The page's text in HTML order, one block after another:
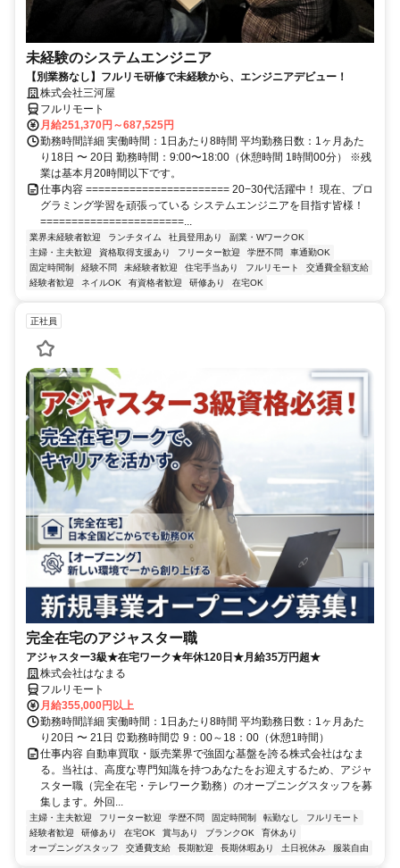
未経験のシステムエンジニア
【別業務なし】フルリモ研修で未経験から、エンジニアデビュー！
株式会社三河屋
フルリモート
月給251,370円～687,525円
勤務時間詳細 実働時間：1日あたり8時間 平均勤務日数：1ヶ月あた
り18日 〜 20日 勤務時間：9:00〜18:00（休憩時間 1時間00分） ※残
業は基本月20時間以下です。
仕事内容 ======================= 20−30代活躍中！ 現在、プロ
グラミング学習を頑張っている システムエンジニアを目指す皆様！
=======================...
業界未経験者歓迎 ランチタイム 社員登用あり
副業・WワークOK
主婦・主夫歓迎
資格取得支援あり フリーター歓迎 学歴不問
車通勤OK
固定時間制
経験不問 未経験者歓迎 住宅手当あり フルリモート
交通費全額支給
経験者歓迎
ネイルOK 有資格者歓迎 研修あり 在宅OK
正社員
完全在宅のアジャスター職
アジャスター3級★在宅ワーク★年休120日★月給35万円超★
株式会社はなまる
フルリモート
月給355,000円以上
勤務時間詳細 実働時間：1日あたり8時間 平均勤務日数：1ヶ月あた
り20日 〜 21日 ⏰勤務時間⏰ 9：00～18：00（休憩1時間）
仕事内容 自動車買取・販売業界で強固な基盤を誇る株式会社はなま
る。当社は、高度な専門知識を持つあなたをお迎えするため、アジャ
スター職（完全在宅・テレワーク勤務）のオープニングスタッフを募
集します。外回...
主婦・主夫歓迎 フリーター歓迎 学歴不問 固定時間制 転勤なし
フルリモート
経験者歓迎
研修あり 在宅OK 賞与あり ブランクOK
育休あり
オープニングスタッフ
交通費支給 長期歓迎 長期休暇あり 土日祝休み 服装自由